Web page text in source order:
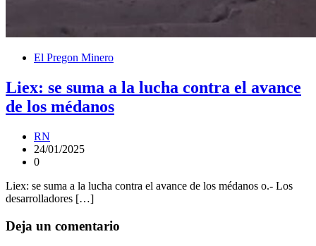
El Pregon Minero
Liex: se suma a la lucha contra el avance
de los médanos
RN
24/01/2025
0
Liex: se suma a la lucha contra el avance de los médanos o.- Los
desarrolladores […]
Deja un comentario